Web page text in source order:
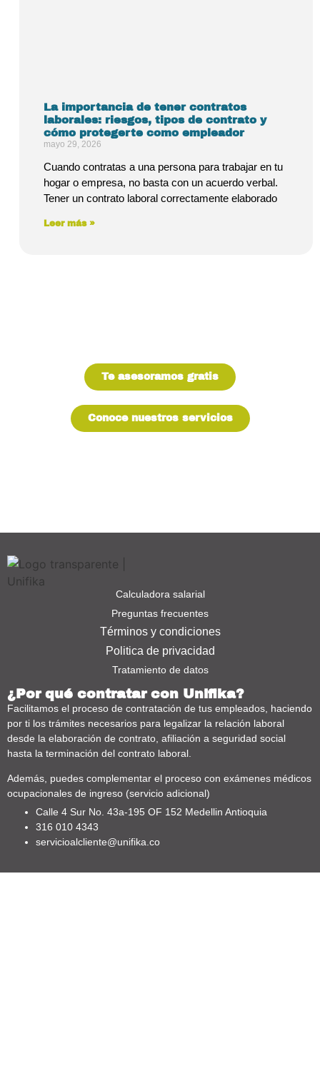
La importancia de tener contratos
laborales: riesgos, tipos de contrato y
cómo protegerte como empleador
mayo 29, 2026
Cuando contratas a una persona para trabajar en tu
hogar o empresa, no basta con un acuerdo verbal.
Tener un contrato laboral correctamente elaborado
Leer más »
Te asesoramos gratis
Conoce nuestros servicios
Calculadora salarial
Preguntas frecuentes
Términos y condiciones
Politica de privacidad
Tratamiento de datos
¿Por qué contratar con Unifika?
Facilitamos el proceso de contratación de tus empleados, haciendo
por ti los trámites necesarios para legalizar la relación laboral
desde la elaboración de contrato, afiliación a seguridad social
hasta la terminación del contrato laboral.
Además, puedes complementar el proceso con exámenes médicos
ocupacionales de ingreso (servicio adicional)
Calle 4 Sur No. 43a-195 OF 152 Medellin Antioquia
316 010 4343
servicioalcliente@unifika.co